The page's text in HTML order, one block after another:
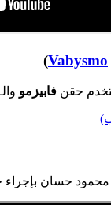
Vabysmo
حقن فابيزمو
محمود حسان بإجراء